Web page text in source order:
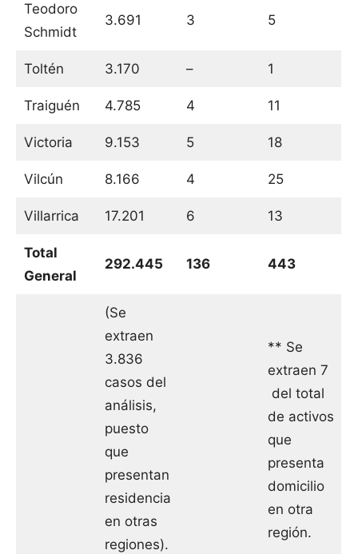
Teodoro
Schmidt
3.691 3 5
Toltén 3.170 – 1
Traiguén 4.785 4 11
Victoria 9.153 5 18
Vilcún 8.166 4 25
Villarrica 17.201 6 13
Total
General
292.445 136 443
(Se
extraen
3.836
casos del
análisis,
puesto
que
presentan
residencia
en otras
regiones).
** Se
extraen 7
del total
de activos
que
presenta
domicilio
en otra
región.